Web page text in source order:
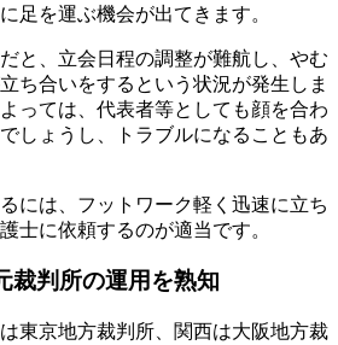
足を運ぶ機会が出てきます。
と、立会日程の調整が難航し、やむ
ち合いをするという状況が発生しま
っては、代表者等としても顔を合わ
しょうし、トラブルになることもあ
には、フットワーク軽く迅速に立ち
士に依頼するのが適当です。
裁判所の運用を熟知
東京地方裁判所、関西は大阪地方裁